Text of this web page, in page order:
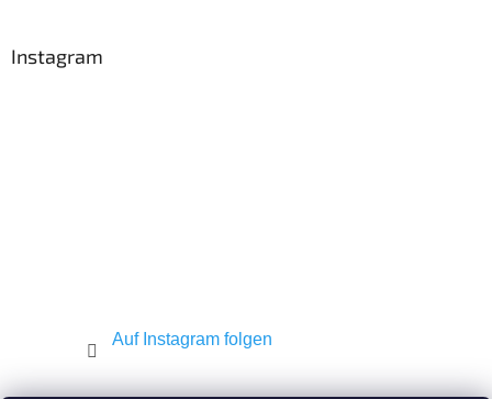
Instagram
Auf Instagram folgen